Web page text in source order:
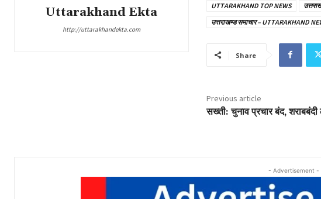
Uttarakhand Ekta
http://uttarakhandekta.com
UTTARAKHAND TOP NEWS
उत्तराखण्ड समाचार – UTTARAKHAND
Share
Previous article
सख्ती: चुनाव प्रचार बंद, शराबबंदी
- Advertisement -